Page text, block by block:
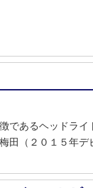
であるヘッドラ
（２０１５年デ